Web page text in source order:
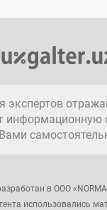
экспертов
информационную
в ООО
использовались